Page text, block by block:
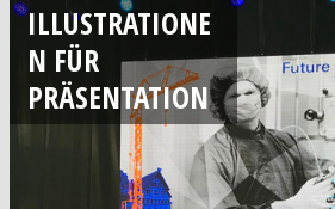
ILLUSTRATIONE
N FÜR
PRÄSENTATION